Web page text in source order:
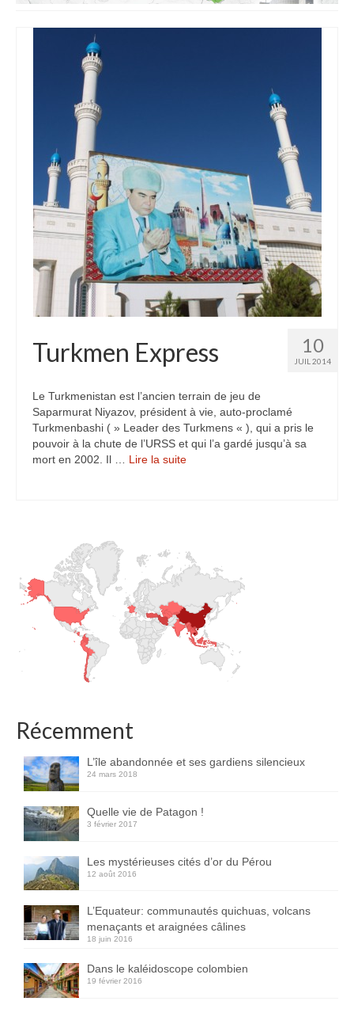
Indonésie
Malaisie
Thaïlande
Birmanie
Cambodge
Laos
Chine
Kazakhstan
Kirghizstan
Turkmenistan
Iran
Turquie
Malte
Bolivie
Cambodge
Cap-vert
Costa-Rica
Inde
Nicaragua
Vietnam
Les coulisses
The Tour du monde
The Team
Contact
10
JUIL 2014
Turkmen Express
Le Turkmenistan est l’ancien terrain de jeu de
Saparmurat Niyazov, président à vie, auto-proclamé
Turkmenbashi ( » Leader des Turkmens « ), qui a pris le
pouvoir à la chute de l’URSS et qui l’a gardé jusqu’à sa
mort en 2002. Il … Lire la suite­­
Récemment
L’île abandonnée et ses gardiens silencieux
24 mars 2018
Quelle vie de Patagon !
3 février 2017
Les mystérieuses cités d’or du Pérou
12 août 2016
L’Equateur: communautés quichuas, volcans
menaçants et araignées câlines
18 juin 2016
Dans le kaléidoscope colombien
19 février 2016